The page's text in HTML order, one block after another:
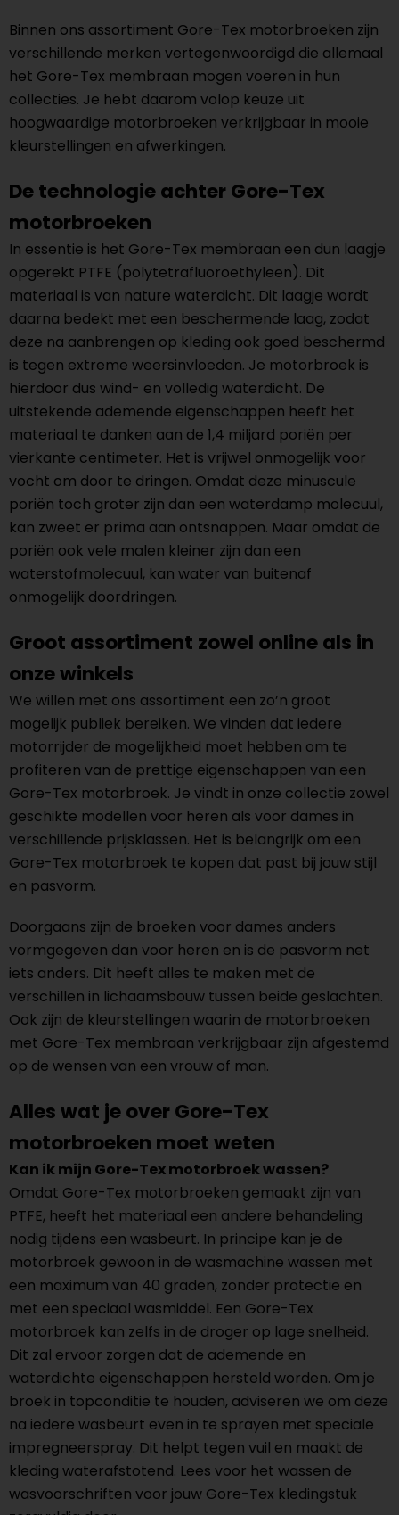
Binnen ons assortiment Gore-Tex motorbroeken zijn
verschillende merken vertegenwoordigd die allemaal
het Gore-Tex membraan mogen voeren in hun
collecties. Je hebt daarom volop keuze uit
hoogwaardige motorbroeken verkrijgbaar in mooie
kleurstellingen en afwerkingen.
De technologie achter Gore-Tex
motorbroeken
In essentie is het Gore-Tex membraan een dun laagje
opgerekt PTFE (polytetrafluoroethyleen). Dit
materiaal is van nature waterdicht. Dit laagje wordt
daarna bedekt met een beschermende laag, zodat
deze na aanbrengen op kleding ook goed beschermd
is tegen extreme weersinvloeden. Je motorbroek is
hierdoor dus wind- en volledig waterdicht. De
uitstekende ademende eigenschappen heeft het
materiaal te danken aan de 1,4 miljard poriën per
vierkante centimeter. Het is vrijwel onmogelijk voor
vocht om door te dringen. Omdat deze minuscule
poriën toch groter zijn dan een waterdamp molecuul,
kan zweet er prima aan ontsnappen. Maar omdat de
poriën ook vele malen kleiner zijn dan een
waterstofmolecuul, kan water van buitenaf
onmogelijk doordringen.
Groot assortiment zowel online als in
onze winkels
We willen met ons assortiment een zo’n groot
mogelijk publiek bereiken. We vinden dat iedere
motorrijder de mogelijkheid moet hebben om te
profiteren van de prettige eigenschappen van een
Gore-Tex motorbroek. Je vindt in onze collectie zowel
geschikte modellen voor heren als voor dames in
verschillende prijsklassen. Het is belangrijk om een
Gore-Tex motorbroek te kopen dat past bij jouw stijl
en pasvorm.
Doorgaans zijn de broeken voor dames anders
vormgegeven dan voor heren en is de pasvorm net
iets anders. Dit heeft alles te maken met de
verschillen in lichaamsbouw tussen beide geslachten.
Ook zijn de kleurstellingen waarin de motorbroeken
met Gore-Tex membraan verkrijgbaar zijn afgestemd
op de wensen van een vrouw of man.
Alles wat je over Gore-Tex
motorbroeken moet weten
Kan ik mijn Gore-Tex motorbroek wassen?
Omdat Gore-Tex motorbroeken gemaakt zijn van
PTFE, heeft het materiaal een andere behandeling
nodig tijdens een wasbeurt. In principe kan je de
motorbroek gewoon in de wasmachine wassen met
een maximum van 40 graden, zonder protectie en
met een speciaal wasmiddel. Een Gore-Tex
motorbroek kan zelfs in de droger op lage snelheid.
Dit zal ervoor zorgen dat de ademende en
waterdichte eigenschappen hersteld worden. Om je
broek in topconditie te houden, adviseren we om deze
na iedere wasbeurt even in te sprayen met speciale
impregneerspray. Dit helpt tegen vuil en maakt de
kleding waterafstotend. Lees voor het wassen de
wasvoorschriften voor jouw Gore-Tex kledingstuk